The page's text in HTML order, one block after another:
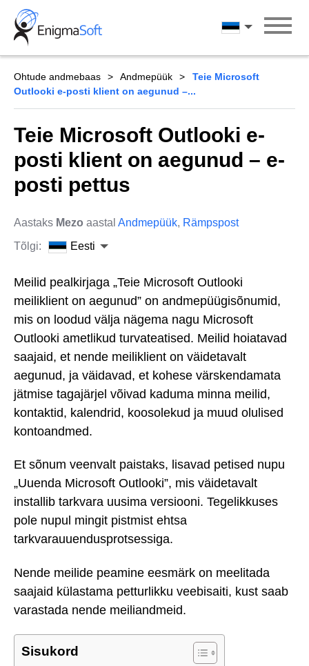
Skip
content
Eesti
Ohtude andmebaas Andmepüük
Teie Microsoft
Outlooki e-posti klient on aegunud –...
Teie Microsoft Outlooki e-
posti klient on aegunud – e-
posti pettus
Aastaks Mezo aastal Andmepüük, Rämpspost
Tõlgi:
Eesti
Meilid pealkirjaga „Teie Microsoft Outlooki
meiliklient on aegunud” on andmepüügisõnumid,
mis on loodud välja nägema nagu Microsoft
Outlooki ametlikud turvateatised. Meilid hoiatavad
saajaid, et nende meiliklient on väidetavalt
aegunud, ja väidavad, et kohese värskendamata
jätmise tagajärjel võivad kaduma minna meilid,
kontaktid, kalendrid, koosolekud ja muud olulised
kontoandmed.
Et sõnum veenvalt paistaks, lisavad petised nupu
„Uuenda Microsoft Outlooki”, mis väidetavalt
installib tarkvara uusima versiooni. Tegelikkuses
pole nupul mingit pistmist ehtsa
tarkvarauuendusprotsessiga.
Nende meilide peamine eesmärk on meelitada
saajaid külastama petturlikku veebisaiti, kust saab
varastada nende meiliandmeid.
Sisukord